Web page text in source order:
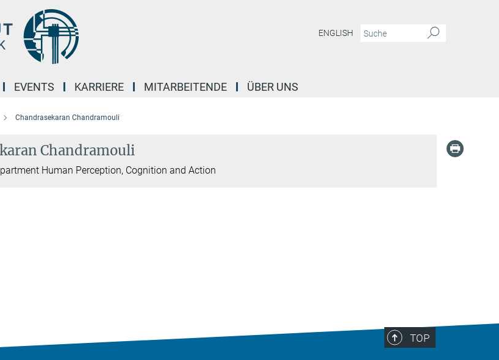
ENGLISH
EVENTS KARRIERE MITARBEITENDE ÜBER UNS
Chandrasekaran Chandramouli
Chandramouli
Human Perception, Cognition and Action
TOP